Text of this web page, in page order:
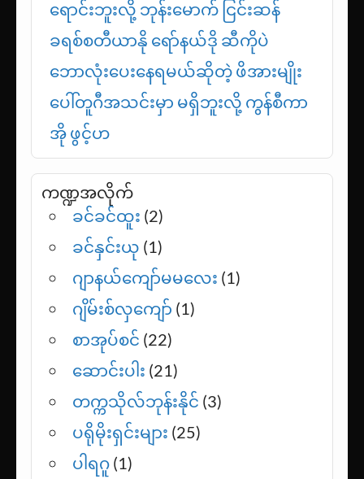
အာဆင်နယ် စိတ်ဝင်စားနေတဲ့ ကွင်း
လယ်လူ အဲလက်စ် စကော့တ်ကို မ
ရောင်းဘူးလို့ ဘုန်းမောက် ငြင်းဆန်
ခရစ်စတီယာနို ရော်နယ်ဒို ဆီကိုပဲ
ဘောလုံးပေးနေရမယ်ဆိုတဲ့ ဖိအားမျိုး
ပေါ်တူဂီအသင်းမှာ မရှိဘူးလို့ ကွန်စီကာ
အို ဖွင့်ဟ
ကဏ္ဍအလိုက်
ခင်ခင်ထူး(2)
ခင်နှင်းယု(1)
ဂျာနယ်ကျော်မမလေး
ဂျိမ်းစ်လှကျော်(1)
စာအုပ်စင်(22)
ဆောင်းပါး(21)
တက္ကသိုလ်ဘုန်းနိုင်